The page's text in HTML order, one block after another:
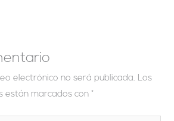
electrónico no será publicada. Los
están marcados con *